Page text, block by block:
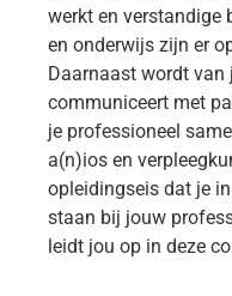
werkt en verstandige
en onderwijs zijn er
Daarnaast wordt van
communiceert met
je professioneel
a(n)ios en
opleidingseis dat je
staan bij jouw
leidt jou op in deze